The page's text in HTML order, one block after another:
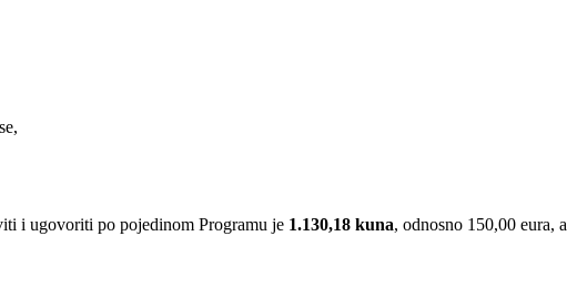
i ugovoriti po pojedinom Programu je 1.130,18 kuna, odnosno 150,00 eura, a